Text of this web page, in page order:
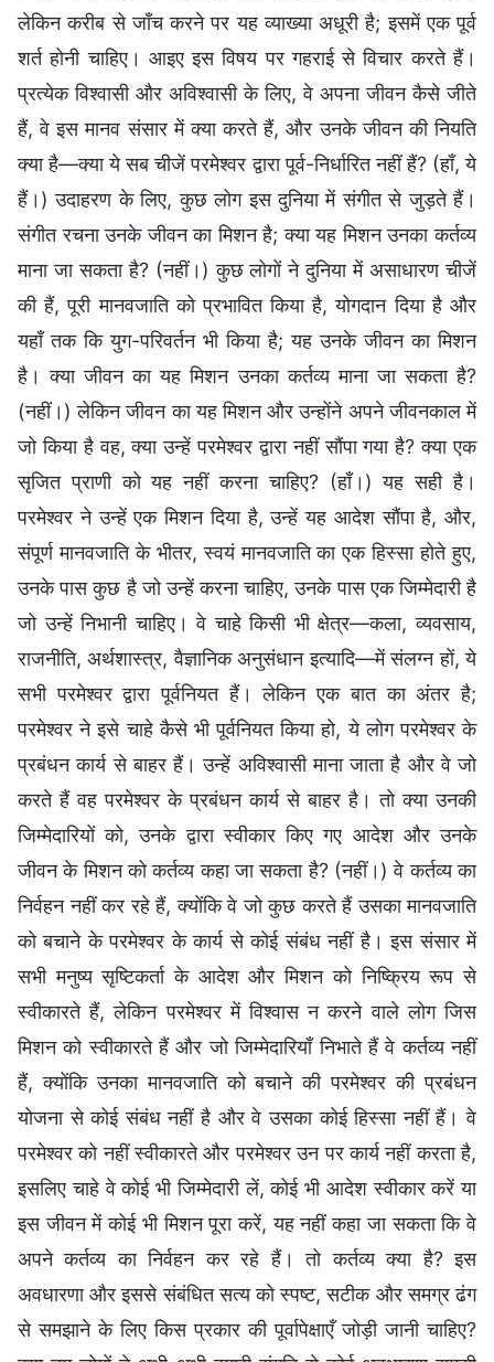
लेकिन करीब से जाँच करने पर यह व्याख्या अधूरी है; इसमें एक पूर्व
शर्त होनी चाहिए। आइए इस विषय पर गहराई से विचार करते हैं।
प्रत्येक विश्वासी और अविश्वासी के लिए, वे अपना जीवन कैसे जीते
हैं, वे इस मानव संसार में क्या करते हैं, और उनके जीवन की नियति
क्या है—क्या ये सब चीजें परमेश्वर द्वारा पूर्व-निर्धारित नहीं हैं? (हाँ, ये
हैं।) उदाहरण के लिए, कुछ लोग इस दुनिया में संगीत से जुड़ते हैं।
संगीत रचना उनके जीवन का मिशन है; क्या यह मिशन उनका कर्तव्य
माना जा सकता है? (नहीं।) कुछ लोगों ने दुनिया में असाधारण चीजें
की हैं, पूरी मानवजाति को प्रभावित किया है, योगदान दिया है और
यहाँ तक कि युग-परिवर्तन भी किया है; यह उनके जीवन का मिशन
है। क्या जीवन का यह मिशन उनका कर्तव्य माना जा सकता है?
(नहीं।) लेकिन जीवन का यह मिशन और उन्होंने अपने जीवनकाल में
जो किया है वह, क्या उन्हें परमेश्वर द्वारा नहीं सौंपा गया है? क्या एक
सृजित प्राणी को यह नहीं करना चाहिए? (हाँ।) यह सही है।
परमेश्वर ने उन्हें एक मिशन दिया है, उन्हें यह आदेश सौंपा है, और,
संपूर्ण मानवजाति के भीतर, स्वयं मानवजाति का एक हिस्सा होते हुए,
उनके पास कुछ है जो उन्हें करना चाहिए, उनके पास एक जिम्मेदारी है
जो उन्हें निभानी चाहिए। वे चाहे किसी भी क्षेत्र—कला, व्यवसाय,
राजनीति, अर्थशास्त्र, वैज्ञानिक अनुसंधान इत्यादि—में संलग्न हों, ये
सभी परमेश्वर द्वारा पूर्वनियत हैं। लेकिन एक बात का अंतर है;
परमेश्वर ने इसे चाहे कैसे भी पूर्वनियत किया हो, ये लोग परमेश्वर के
प्रबंधन कार्य से बाहर हैं। उन्हें अविश्वासी माना जाता है और वे जो
करते हैं वह परमेश्वर के प्रबंधन कार्य से बाहर है। तो क्या उनकी
जिम्मेदारियों को, उनके द्वारा स्वीकार किए गए आदेश और उनके
जीवन के मिशन को कर्तव्य कहा जा सकता है? (नहीं।) वे कर्तव्य का
निर्वहन नहीं कर रहे हैं, क्योंकि वे जो कुछ करते हैं उसका मानवजाति
को बचाने के परमेश्वर के कार्य से कोई संबंध नहीं है। इस संसार में
सभी मनुष्य सृष्टिकर्ता के आदेश और मिशन को निष्क्रिय रूप से
स्वीकारते हैं, लेकिन परमेश्वर में विश्वास न करने वाले लोग जिस
मिशन को स्वीकारते हैं और जो जिम्मेदारियाँ निभाते हैं वे कर्तव्य नहीं
हैं, क्योंकि उनका मानवजाति को बचाने की परमेश्वर की प्रबंधन
योजना से कोई संबंध नहीं है और वे उसका कोई हिस्सा नहीं हैं। वे
परमेश्वर को नहीं स्वीकारते और परमेश्वर उन पर कार्य नहीं करता है,
इसलिए चाहे वे कोई भी जिम्मेदारी लें, कोई भी आदेश स्वीकार करें या
इस जीवन में कोई भी मिशन पूरा करें, यह नहीं कहा जा सकता कि वे
अपने कर्तव्य का निर्वहन कर रहे हैं। तो कर्तव्य क्या है? इस
अवधारणा और इससे संबंधित सत्य को स्पष्ट, सटीक और समग्र ढंग
से समझाने के लिए किस प्रकार की पूर्वापेक्षाएँ जोड़ी जानी चाहिए?